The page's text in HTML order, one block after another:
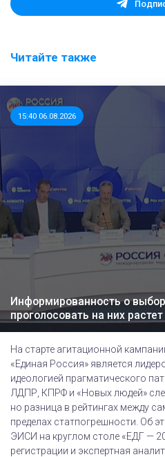
Читайте также
15:40 06.08.2026
Информированность о
проголосовать на них
На старте агитационной
«Единая Россия» является
идеологией прагматического
ЛДПР, КПРФ и «Новых людей»
но разница в рейтингах между
пределах статпогрешности. Об
ЭИСИ на круглом столе «ЕДГ —
регистрации и экспертная